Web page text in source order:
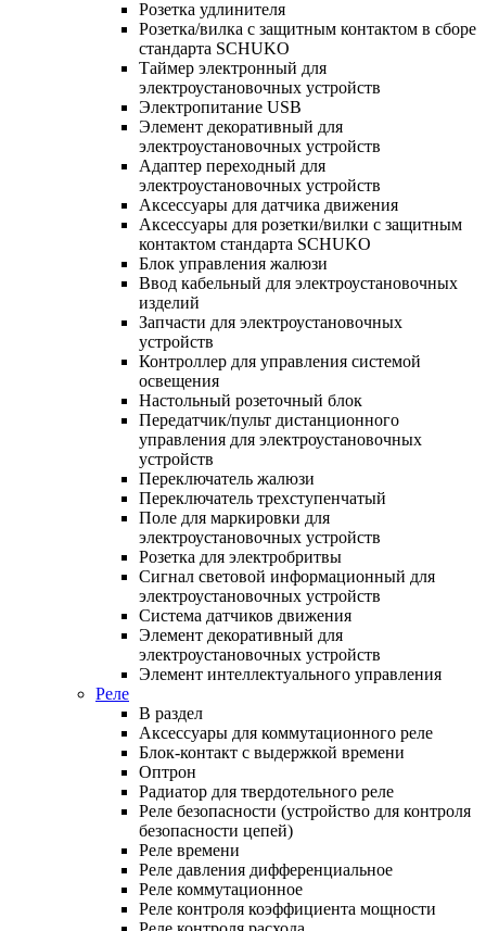
Розетка удлинителя
Розетка/вилка с защитным контактом в сборе
стандарта SCHUKO
Таймер электронный для
электроустановочных устройств
Электропитание USB
Элемент декоративный для
электроустановочных устройств
Адаптер переходный для
электроустановочных устройств
Аксессуары для датчика движения
Аксессуары для розетки/вилки с защитным
контактом стандарта SCHUKO
Блок управления жалюзи
Ввод кабельный для электроустановочных
изделий
Запчасти для электроустановочных
устройств
Контроллер для управления системой
освещения
Настольный розеточный блок
Передатчик/пульт дистанционного
управления для электроустановочных
устройств
Переключатель жалюзи
Переключатель трехступенчатый
Поле для маркировки для
электроустановочных устройств
Розетка для электробритвы
Сигнал световой информационный для
электроустановочных устройств
Система датчиков движения
Элемент декоративный для
электроустановочных устройств
Элемент интеллектуального управления
Реле
В раздел
Аксессуары для коммутационного реле
Блок-контакт с выдержкой времени
Оптрон
Радиатор для твердотельного реле
Реле безопасности (устройство для контроля
безопасности цепей)
Реле времени
Реле давления дифференциальное
Реле коммутационное
Реле контроля коэффициента мощности